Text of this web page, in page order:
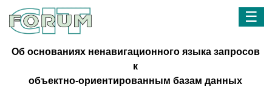
☰
Об основаниях ненавигационного языка запросов
к
объектно-ориентированным базам данных